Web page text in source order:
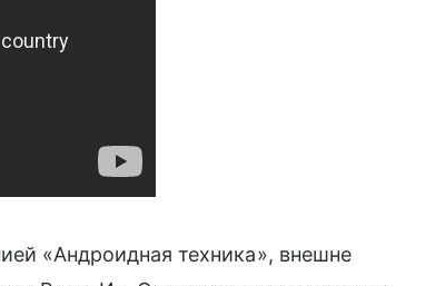
«Андроидная техника», внешне